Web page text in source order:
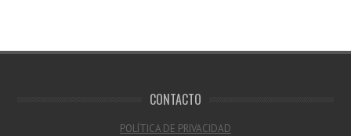
CONTACTO
POLÍTICA DE PRIVACIDAD